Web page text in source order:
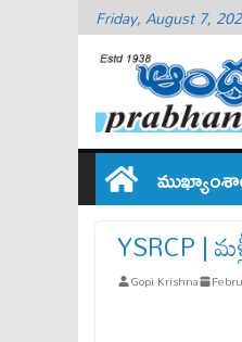
Friday, August 7,
YSRCP |
Gopi Krishna